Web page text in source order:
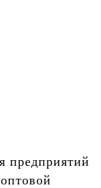
предприятий